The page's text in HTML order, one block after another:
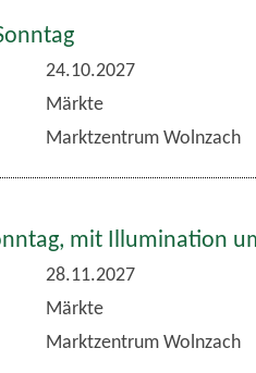
24.10.2027
Märkte
Marktzentrum Wolnzach
mit Illumination
28.11.2027
Märkte
Marktzentrum Wolnzach